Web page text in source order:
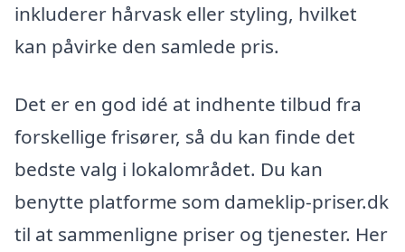
inkluderer hårvask eller styling, hvilket
kan påvirke den samlede pris.
Det er en god idé at indhente tilbud fra
forskellige frisører, så du kan finde det
bedste valg i lokalområdet. Du kan
benytte platforme som dameklip-priser.dk
til at sammenligne priser og tjenester. Her